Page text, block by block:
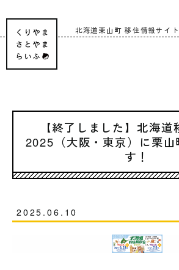
北海道栗山町移住情報サイト
【終了しました】北海
2025（大阪・東京）に栗山
す！
2025.06.10